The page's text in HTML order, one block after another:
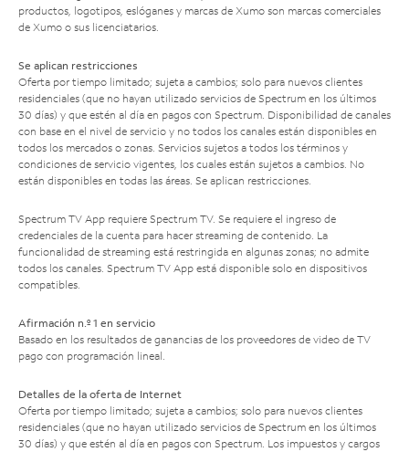
productos, logotipos, eslóganes y marcas de Xumo son marcas comerciales
de Xumo o sus licenciatarios.
Se aplican restricciones
Oferta por tiempo limitado; sujeta a cambios; solo para nuevos clientes
residenciales (que no hayan utilizado servicios de Spectrum en los últimos
30 días) y que estén al día en pagos con Spectrum. Disponibilidad de canales
con base en el nivel de servicio y no todos los canales están disponibles en
todos los mercados o zonas. Servicios sujetos a todos los términos y
condiciones de servicio vigentes, los cuales están sujetos a cambios. No
están disponibles en todas las áreas. Se aplican restricciones.
Spectrum TV App requiere Spectrum TV. Se requiere el ingreso de
credenciales de la cuenta para hacer streaming de contenido. La
funcionalidad de streaming está restringida en algunas zonas; no admite
todos los canales. Spectrum TV App está disponible solo en dispositivos
compatibles.
Afirmación n.º 1 en servicio
Basado en los resultados de ganancias de los proveedores de video de TV
pago con programación lineal.
Detalles de la oferta de Internet
Oferta por tiempo limitado; sujeta a cambios; solo para nuevos clientes
residenciales (que no hayan utilizado servicios de Spectrum en los últimos
30 días) y que estén al día en pagos con Spectrum. Los impuestos y cargos